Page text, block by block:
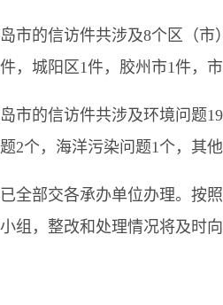
市的信访件共涉及8个区（
，城阳区1件，胶州市1件，
市的信访件共涉及环境问题
2个，海洋污染问题1个，其
全部交各承办单位办理。按
组，整改和处理情况将及时